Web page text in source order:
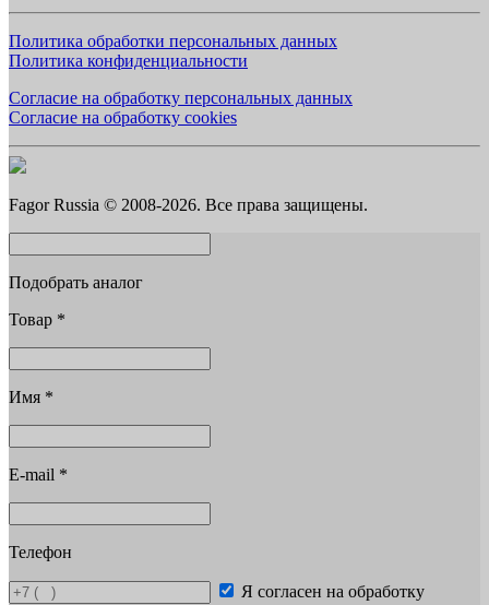
Политика обработки персональных данных
Политика конфиденциальности
Согласие на обработку персональных данных
Согласие на обработку cookies
Fagor Russia © 2008-2026. Все права защищены.
Подобрать аналог
Товар *
Имя *
E-mail *
Телефон
Я согласен на обработку